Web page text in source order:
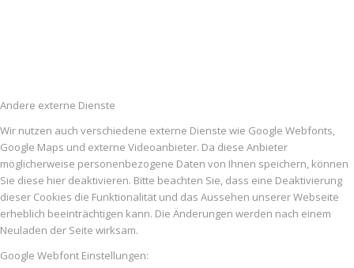
Andere externe Dienste
Wir nutzen auch verschiedene externe Dienste wie Google Webfonts,
Google Maps und externe Videoanbieter. Da diese Anbieter
möglicherweise personenbezogene Daten von Ihnen speichern, können
Sie diese hier deaktivieren. Bitte beachten Sie, dass eine Deaktivierung
dieser Cookies die Funktionalität und das Aussehen unserer Webseite
erheblich beeinträchtigen kann. Die Änderungen werden nach einem
Neuladen der Seite wirksam.
Google Webfont Einstellungen: